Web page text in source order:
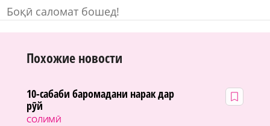
Боқӣ саломат бошед!
Похожие новости
СОЛИМӢ
10-сабаби баромадани нарак дар
рӯй